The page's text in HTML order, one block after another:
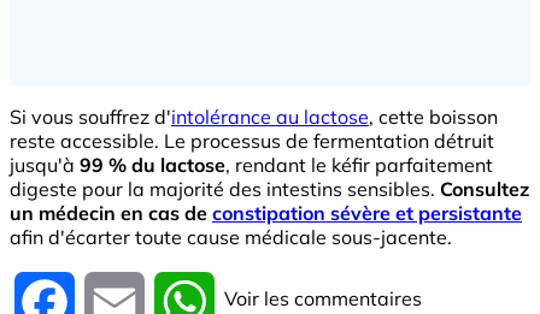
Si vous souffrez d'intolérance au lactose, cette boisson
reste accessible. Le processus de fermentation détruit
jusqu'à 99 % du lactose, rendant le kéfir parfaitement
digeste pour la majorité des intestins sensibles. Consultez
un médecin en cas de constipation sévère et persistante
afin d'écarter toute cause médicale sous-jacente.
Facebook Email WhatsApp
Voir les commentaires